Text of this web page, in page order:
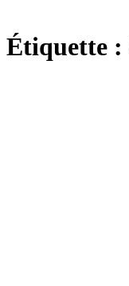
Étiquette :